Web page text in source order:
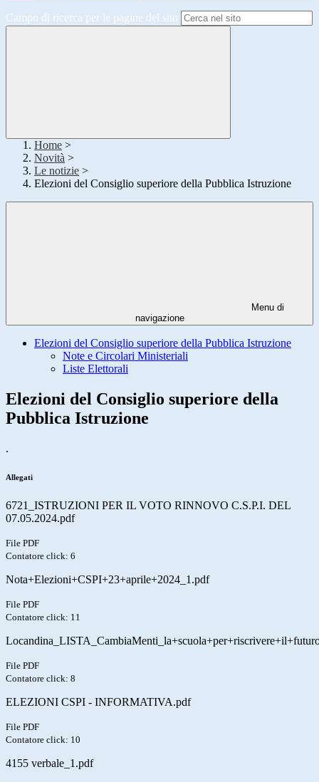
Campo di ricerca per le pagine del sito
Home >
Novità >
Le notizie >
Elezioni del Consiglio superiore della Pubblica Istruzione
Menu di
navigazione
Elezioni del Consiglio superiore della Pubblica Istruzione
Note e Circolari Ministeriali
Liste Elettorali
Elezioni del Consiglio superiore della
Pubblica Istruzione
.
Allegati
6721_ISTRUZIONI PER IL VOTO RINNOVO C.S.P.I. DEL
07.05.2024.pdf
File PDF
Contatore click: 6
Nota+Elezioni+CSPI+23+aprile+2024_1.pdf
File PDF
Contatore click: 11
File PDF
Contatore click: 8
ELEZIONI CSPI - INFORMATIVA.pdf
File PDF
Contatore click: 10
4155 verbale_1.pdf